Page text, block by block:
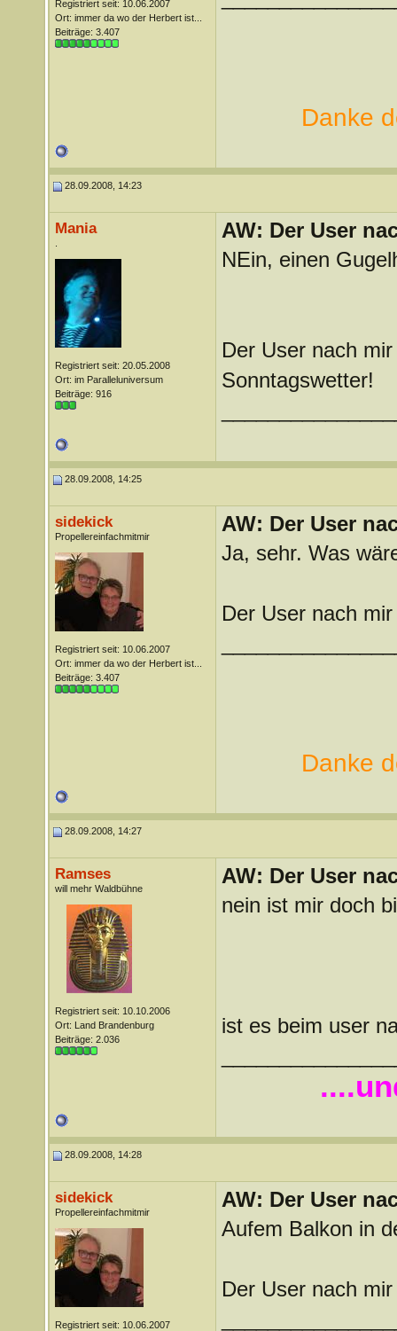
Registriert seit: 10.06.2007
Ort: immer da wo der Herbert ist...
Beiträge: 3.407
Danke
28.09.2008, 14:23
Mania
Registriert seit: 20.05.2008
Ort: im Paralleluniversum
Beiträge: 916
AW: Der User
NEin, einen
Der User nach
Sonntagswetter!
28.09.2008, 14:25
sidekick
Propellereinfachmitmir
Registriert seit: 10.06.2007
Ort: immer da wo der Herbert ist...
Beiträge: 3.407
AW: Der User
Ja, sehr. Was
Der User nach
Danke
28.09.2008, 14:27
Ramses
will mehr Waldbühne
Registriert seit: 10.10.2006
Ort: Land Brandenburg
Beiträge: 2.036
AW: Der User
nein ist mir doch
ist es beim user
28.09.2008, 14:28
sidekick
Propellereinfachmitmir
Registriert seit: 10.06.2007
AW: Der User
Aufem Balkon in
Der User nach